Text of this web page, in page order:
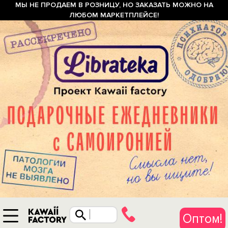
МЫ НЕ ПРОДАЕМ В РОЗНИЦУ, НО ЗАКАЗАТЬ МОЖНО НА
ЛЮБОМ МАРКЕТПЛЕЙСЕ!
Оптом!